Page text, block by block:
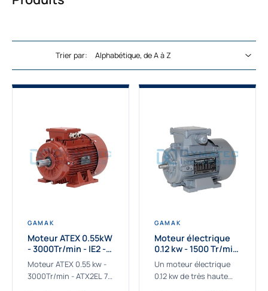
Trier par:
GAMAK
Moteur ATEX 0.55kW
- 3000Tr/min - IE2 -
Zone 2/22 -
Aluminium
Moteur ATEX 0.55 kw -
3000Tr/min - ATX2EL 71
GAMAK
Moteur électrique
0.12 kw - 1500 Tr/min
- 230/400V - IE2
Un moteur électrique
0.12 kw de très haute